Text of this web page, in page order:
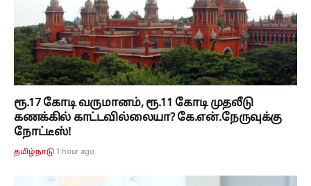
ரூ.17 கோடி வருமானம், ரூ.11 கோடி முதலீடு
கணக்கில் காட்டவில்லையா? கே.என்.நேருவுக்கு
நோட்டீஸ்!
தமிழ்நாடு 1 hour ago